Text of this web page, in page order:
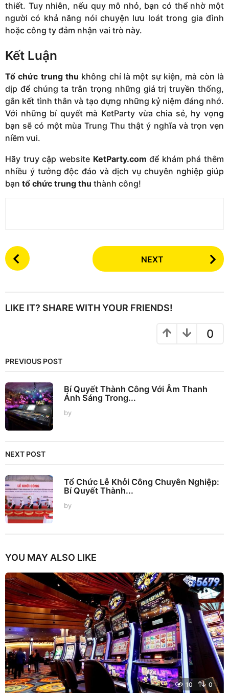
thiết. Tuy nhiên, nếu quy mô nhỏ, bạn có thể nhờ một
người có khả năng nói chuyện lưu loát trong gia đình
hoặc công ty đảm nhận vai trò này.
Kết Luận
Tổ chức trung thu không chỉ là một sự kiện, mà còn là
dịp để chúng ta trân trọng những giá trị truyền thống,
gắn kết tình thân và tạo dựng những kỷ niệm đáng nhớ.
Với những bí quyết mà KetParty vừa chia sẻ, hy vọng
bạn sẽ có một mùa Trung Thu thật ý nghĩa và trọn vẹn
niềm vui.
Hãy truy cập website KetParty.com để khám phá thêm
nhiều ý tưởng độc đáo và dịch vụ chuyên nghiệp giúp
bạn tổ chức trung thu thành công!
P
o
P
n
t
i
o
n
NEXT
LIKE IT? SHARE WITH YOUR FRIENDS!
0
PREVIOUS POST
Bí Quyết Thành Công Với Âm Thanh
Ánh Sáng Trong...
by
NEXT POST
Tổ Chức Lễ Khởi Công Chuyên Nghiệp:
Bí Quyết Thành...
by
YOU MAY ALSO LIKE
10 0